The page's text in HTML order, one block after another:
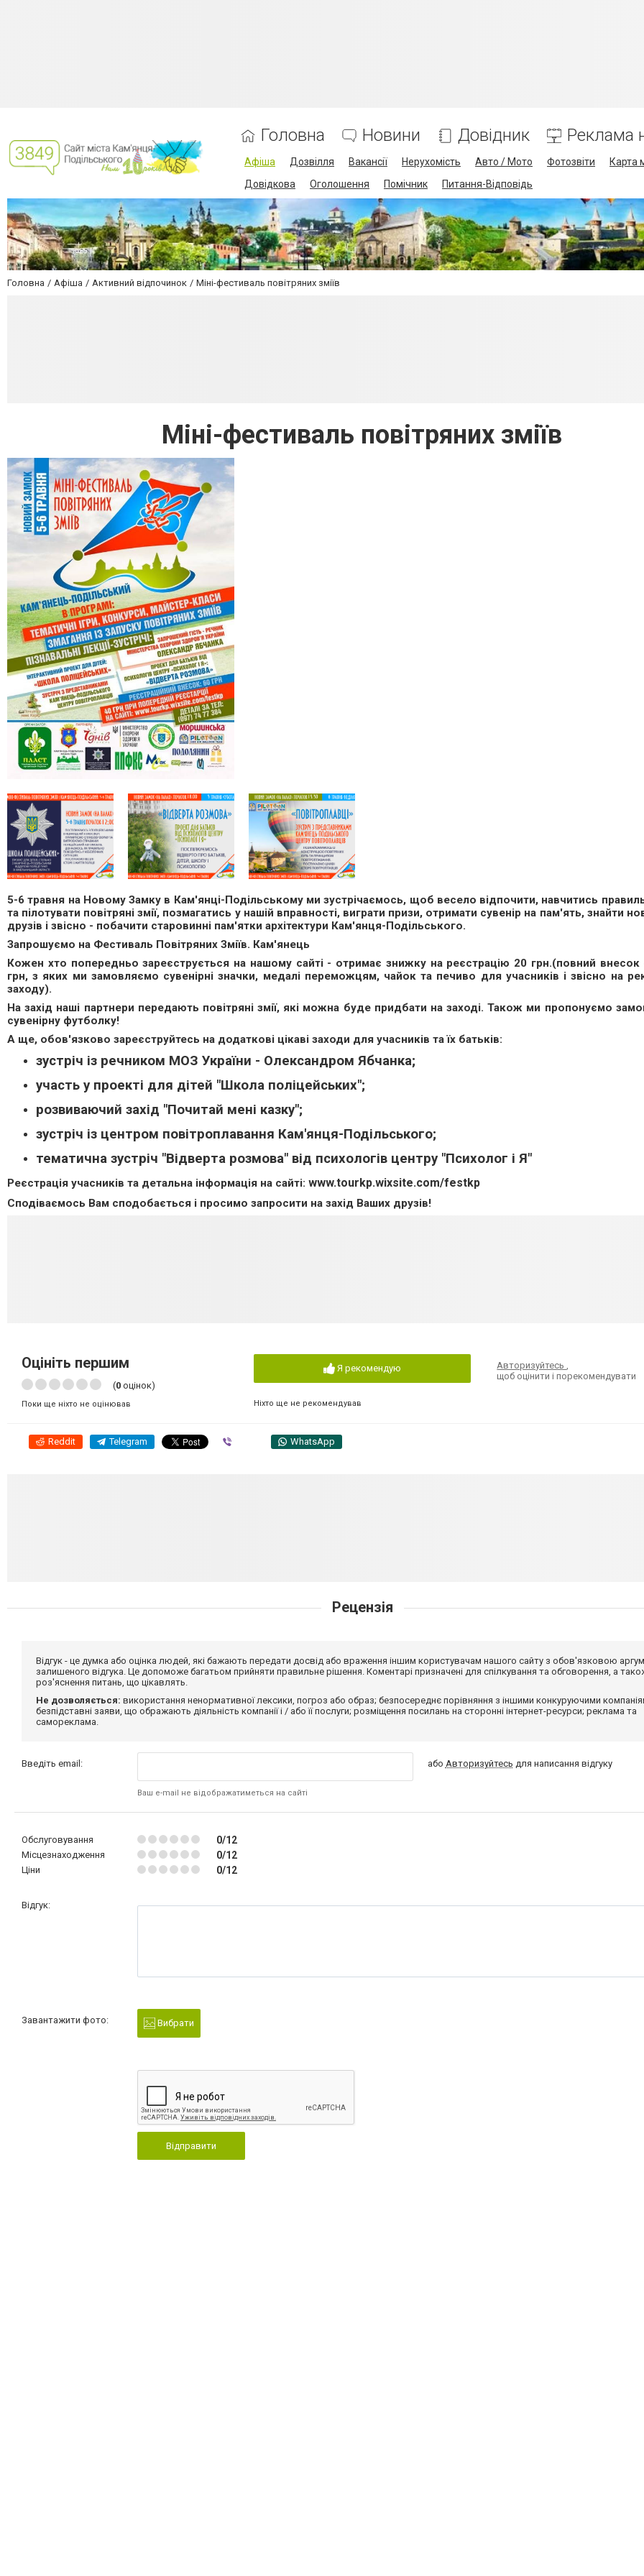
Головна Новини Довідник Реклама
Афіша Дозвілля Вакансії Нерухомість Авто / Мото Фотозвіти Карта
Довідкова
Оголошення Помічник Питання-Відповідь
Головна Афіша Активний відпочинок Міні-фестиваль повітряних зміїв
Міні-фестиваль повітряних зміїв
5-6 травня на Новому Замку в Кам'янці-Подільському ми зустрічаємось, щоб весело відпочити, навчитись
та пілотувати повітряні змії, позмагатись у нашій вправності, виграти призи, отримати сувенір на пам'ять, знайти
друзів і звісно - побачити старовинні пам'ятки архітектури Кам'янця-Подільського.
Запрошуємо на Фестиваль Повітряних Зміїв. Кам'янець
Кожен хто попередньо зареєструється на нашому сайті - отримає знижку на реєстрацію 20 грн.(повний внесок
грн, з яких ми замовляємо сувенірні значки, медалі переможцям, чайок та печиво для учасників і звісно на
заходу).
На захід наші партнери передають повітряні змії, які можна буде придбати на заході. Також ми пропонуємо
сувенірну футболку!
А ще, обов'язково зареєструйтесь на додаткові цікаві заходи для учасників та їх батьків:
зустріч із речником МОЗ України - Олександром Ябчанка;
участь у проекті для дітей "Школа поліцейських";
розвиваючий захід "Почитай мені казку";
зустріч із центром повітроплавання Кам'янця-Подільського;
тематична зустріч "Відверта розмова" від психологів центру "Психолог і Я"
Реєстрація учасників та детальна інформація на сайті: www.tourkp.wixsite.com/festkp
Сподіваємось Вам сподобається і просимо запросити на захід Ваших друзів!
Оцініть першим
(0 оцінок)
Поки ще ніхто не оцінював
Я рекомендую
Ніхто ще не рекомендував
Авторизуйтесь
щоб оцінити і порекомендувати
Reddit Telegram WhatsApp
Рецензія
Відгук - це думка або оцінка людей, які бажають передати досвід або враження іншим користувачам нашого сайту з обов'язковою
залишеного відгука. Це допоможе багатьом прийняти правильне рішення. Коментарі призначені для спілкування та обговорення, а
роз'яснення питань, що цікавлять.
Не дозволяється: використання ненормативної лексики, погроз або образ; безпосереднє порівняння з іншими конкуруючими
безпідставні заяви, що ображають діяльність компанії і / або її послуги; розміщення посилань на сторонні інтернет-ресурси; реклама та
самореклама.
Введіть email:
Ваш e-mail не відображатиметься на сайті
або Авторизуйтесь для написання відгуку
Обслуговування 0/12
Місцезнаходження 0/12
Ціни 0/12
Відгук:
Завантажити фото: Вибрати
Відправити